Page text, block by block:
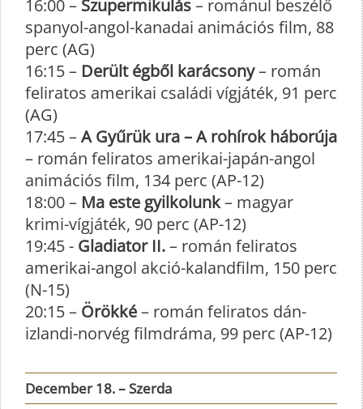
16:00 – Szupermikulás– románul beszélő
spanyol-angol-kanadai animációs film, 88
perc (AG)
16:15 – Derült égből karácsony– román
feliratos amerikai családi vígjáték, 91 perc
(AG)
17:45 –A Gyűrük ura – A rohírok háborúja
– román feliratos amerikai-japán-angol
animációs film, 134 perc (AP-12)
18:00 – Ma este gyilkolunk– magyar
krimi-vígjáték, 90 perc (AP-12)
19:45 - Gladiator II.– román feliratos
amerikai-angol akció-kalandfilm, 150 perc
(N-15)
20:15 – Örökké– román feliratos dán-
izlandi-norvég filmdráma, 99 perc (AP-12)
December 18. – Szerda